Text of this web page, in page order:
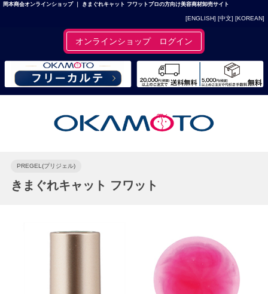
岡本商会オンラインショップ ｜ きまぐれキャット フワットプロの方向け美容商材卸売サイト
[ENGLISH] [中文] [KOREAN]
オンラインショップ ログイン
PREGEL(プリジェル)
きまぐれキャット フワット